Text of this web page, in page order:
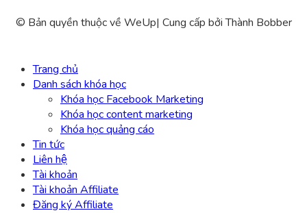
© Bản quyền thuộc về WeUp| Cung cấp bởiThành Bobber
Trang chủ
Danh sách khóa học
Khóa học Facebook Marketing
Khóa học content marketing
Khóa học quảng cáo
Tin tức
Liên hệ
Tài khoản
Tài khoản Affiliate
Đăng ký Affiliate